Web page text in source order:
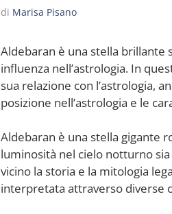
di Marisa Pisano
Aldebaran è una stella brillante
influenza nell’astrologia. In
sua relazione con l’astrologia,
posizione nell’astrologia e le
Aldebaran è una stella gigante
luminosità nel cielo notturno
vicino la storia e la mitologia
interpretata attraverso diverse